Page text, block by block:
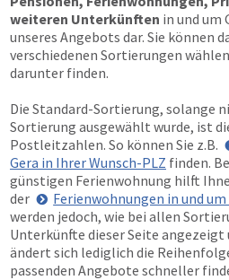
weiteren Unterkünften in und um
unseres Angebots dar. Sie können
verschiedenen Sortierungen
darunter finden.
Die Standard-Sortierung, solange
Sortierung ausgewählt wurde, ist
Postleitzahlen. So können Sie z.B.
Gera in Ihrer Wunsch-PLZ finden.
günstigen Ferienwohnung hilft
der
Ferienwohnungen in und um
werden jedoch, wie bei allen
Unterkünfte dieser Seite angezeigt
ändert sich lediglich die
passenden Angebote schneller